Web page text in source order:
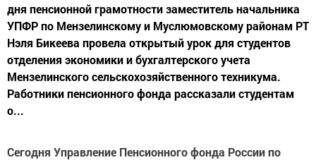
дня пенсионной грамотности заместитель начальника
УПФР по Мензелинскому и Муслюмовскому районам РТ
Нэля Бикеева провела открытый урок для студентов
отделения экономики и бухгалтерского учета
Мензелинского сельскохозяйственного техникума.
Работники пенсионного фонда рассказали студентам
о...
Сегодня Управление Пенсионного фонда России по